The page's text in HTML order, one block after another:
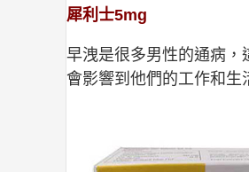
犀利士5mg
早洩是很多男性的通病，
會影響到他們的工作和生